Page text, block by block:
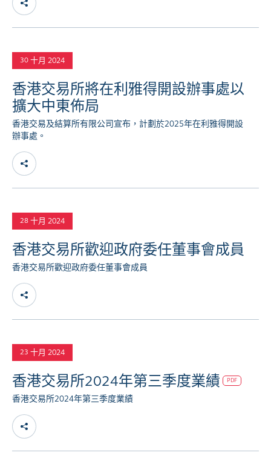
30 十月 2024
香港交易所將在利雅得開設辦事處以
擴大中東佈局
香港交易及結算所有限公司宣布，計劃於2025年在利雅得開設
辦事處。
28 十月 2024
香港交易所歡迎政府委任董事會成員
香港交易所歡迎政府委任董事會成員
23 十月 2024
香港交易所2024年第三季度業績 PDF
香港交易所2024年第三季度業績